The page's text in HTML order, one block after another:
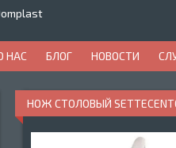
НАС БЛОГ НОВОСТИ
НОЖ СТОЛОВЫЙ